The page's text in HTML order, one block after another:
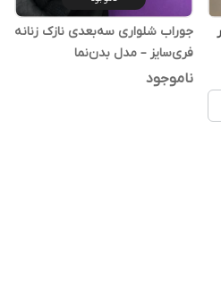
جوراب شلواری سه‌بعدی نازک زنانه
فری‌سایز – مدل بدن‌نما
ناموجود